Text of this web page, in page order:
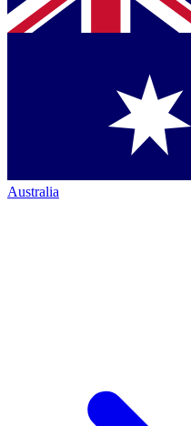
Australia